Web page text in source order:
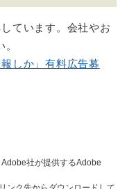
ています。会社やお
しか」有料広告募
社が提供するAdobe